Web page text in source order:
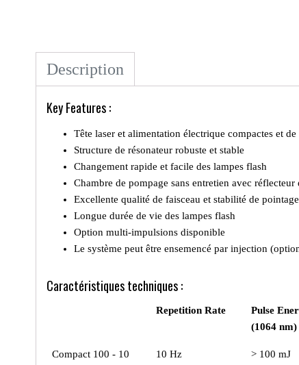
Description
Key Features :
Tête laser et alimentation électrique compactes et
Structure de résonateur robuste et stable
Changement rapide et facile des lampes flash
Chambre de pompage sans entretien avec réflecteur
Excellente qualité de faisceau et stabilité de pointage
Longue durée de vie des lampes flash
Option multi-impulsions disponible
Le système peut être ensemencé par injection
Caractéristiques techniques :
Repetition Rate
Pulse
(1064 nm)
Compact 100 - 10 10 Hz > 100 mJ